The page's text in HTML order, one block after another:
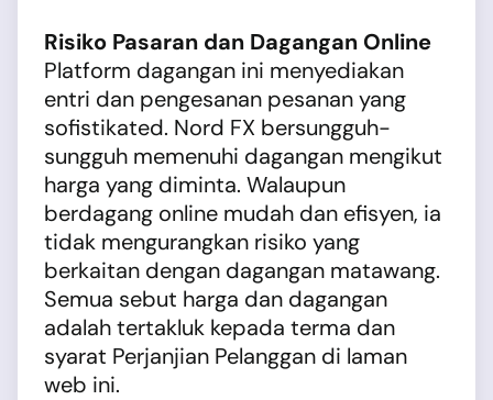
Risiko Pasaran dan Dagangan Online
Platform dagangan ini menyediakan
entri dan pengesanan pesanan yang
sofistikated. Nord FX bersungguh-
sungguh memenuhi dagangan mengikut
harga yang diminta. Walaupun
berdagang online mudah dan efisyen, ia
tidak mengurangkan risiko yang
berkaitan dengan dagangan matawang.
Semua sebut harga dan dagangan
adalah tertakluk kepada terma dan
syarat Perjanjian Pelanggan di laman
web ini.